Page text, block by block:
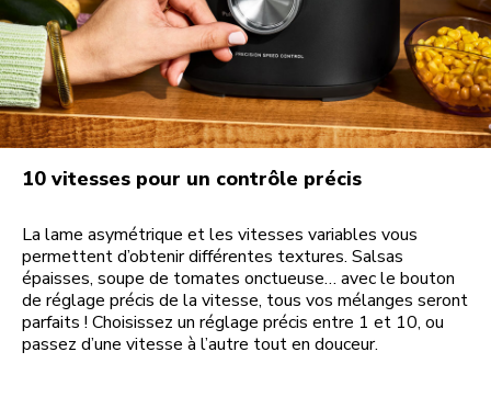
10 vitesses pour un contrôle précis
La lame asymétrique et les vitesses variables vous
permettent d’obtenir différentes textures. Salsas
épaisses, soupe de tomates onctueuse… avec le bouton
de réglage précis de la vitesse, tous vos mélanges seront
parfaits ! Choisissez un réglage précis entre 1 et 10, ou
passez d’une vitesse à l’autre tout en douceur.